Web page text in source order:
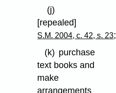
(j)
[repealed]
S.M. 2004, c. 42, s. 23;
(k) purchase
text books and
make
arrangements